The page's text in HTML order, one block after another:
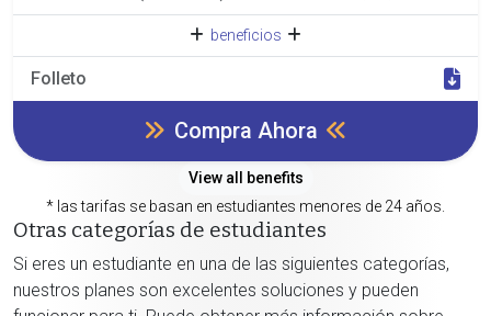
beneficios
Folleto
Compra Ahora
View all benefits
* las tarifas se basan en estudiantes menores de 24 años.
Otras categorías de estudiantes
Si eres un estudiante en una de las siguientes categorías,
nuestros planes son excelentes soluciones y pueden